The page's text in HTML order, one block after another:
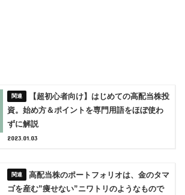
【超初心者向け】はじめての高配当株投
資。始め方＆ポイントを専門用語をほぼ使わ
ずに解説
2023.01.03
高配当株のポートフォリオは、金のタマ
ゴを産む”痩せない”ニワトリのようなもので